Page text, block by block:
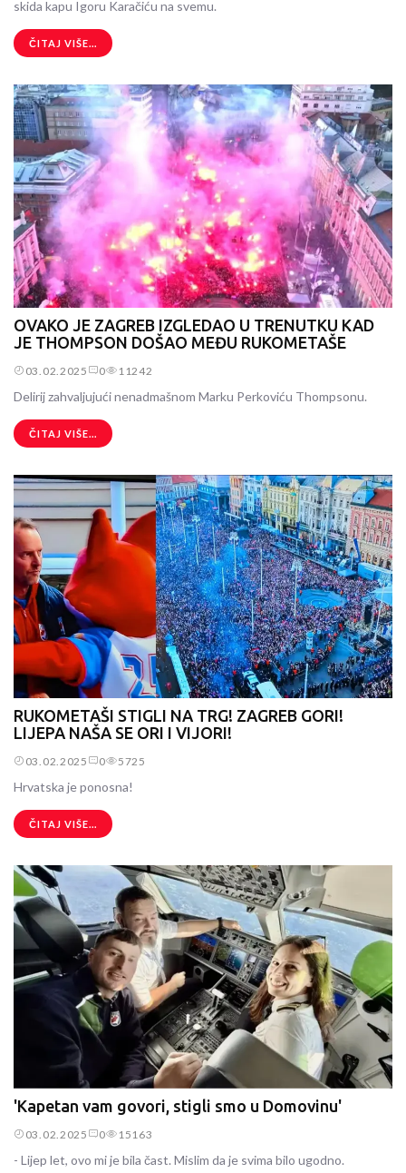
skida kapu Igoru Karačiću na svemu.
ČITAJ VIŠE...
OVAKO JE ZAGREB IZGLEDAO U TRENUTKU KAD
JE THOMPSON DOŠAO MEĐU RUKOMETAŠE
03.02.2025 0 11242
Delirij zahvaljujući nenadmašnom Marku Perkoviću Thompsonu.
ČITAJ VIŠE...
RUKOMETAŠI STIGLI NA TRG! ZAGREB GORI!
LIJEPA NAŠA SE ORI I VIJORI!
03.02.2025 0 5725
Hrvatska je ponosna!
ČITAJ VIŠE...
'Kapetan vam govori, stigli smo u Domovinu'
03.02.2025 0 15163
- Lijep let, ovo mi je bila čast. Mislim da je svima bilo ugodno.